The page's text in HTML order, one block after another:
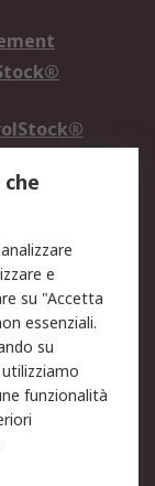
Privacy -
generali di
e
su "Accetta
essenziali.
su
funzionalità